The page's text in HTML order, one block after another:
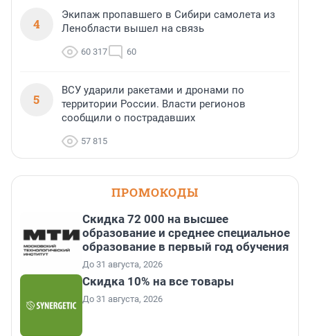
4
Экипаж пропавшего в Сибири самолета из
Ленобласти вышел на связь
60 317 60
5
ВСУ ударили ракетами и дронами по
территории России. Власти регионов
сообщили о пострадавших
57 815
ПРОМОКОДЫ
Скидка 72 000 на высшее
образование и среднее специальное
образование в первый год обучения
До 31 августа, 2026
Скидка 10% на все товары
До 31 августа, 2026